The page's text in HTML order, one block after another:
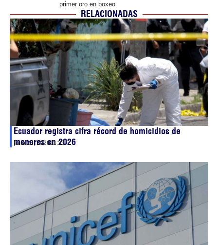
primer oro en boxeo
RELACIONADAS
Ecuador registra cifra récord de homicidios de
menores en 2026
julio 28, 202611:33